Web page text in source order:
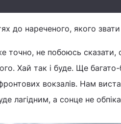
до нареченого, якого
точно, не побоюсь сказати,
Хай так і буде. Ще багато-
вокзалів. Нам
лагідним, а сонце не